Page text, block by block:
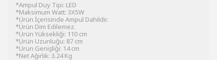
*Ampul Duy Tipi: LED
*Maksimum Watt: 3X5W
*Ürün İçerisinde Ampul Dahildir.
*Ürün Dim Edilemez.
*Ürün Yüksekliği: 110 cm
*Ürün Uzunluğu: 87 cm
*Ürün Genişliği: 14 cm
*Net Ağırlık: 3.24 Kg